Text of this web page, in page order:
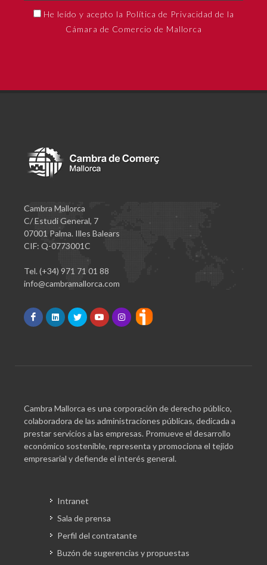
He leído y acepto la Política de Privacidad de la
Cámara de Comercio de Mallorca
Cambra Mallorca
C/ Estudi General, 7
07001 Palma. Illes Balears
CIF: Q-0773001C
Tel. (+34) 971 71 01 88
info@cambramallorca.com
Cambra Mallorca es una corporación de derecho público,
colaboradora de las administraciones públicas, dedicada a
prestar servicios a las empresas. Promueve el desarrollo
económico sostenible, representa y promociona el tejido
empresarial y defiende el interés general.
Intranet
Sala de prensa
Perfil del contratante
Buzón de sugerencias y propuestas